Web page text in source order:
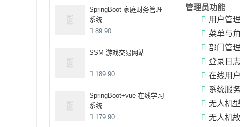
管理员功能
用户管理
菜单与
部门管理
登录日
在线用
系统服
无人机
无人机
SpringBoot 家庭财务管理
系统
89.90
SSM 游戏交易网站
189.90
SpringBoot+vue 在线学习
系统
179.90